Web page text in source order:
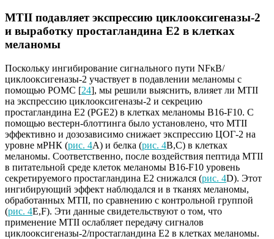
MTII подавляет экспрессию циклооксигеназы-2
и выработку простагландина E2 в клетках
меланомы
Поскольку ингибирование сигнального пути NFκB/
циклооксигеназы-2 участвует в подавлении меланомы с
помощью POMC [24], мы решили выяснить, влияет ли MTII
на экспрессию циклооксигеназы-2 и секрецию
простагландина E2 (PGE2) в клетках меланомы B16-F10. С
помощью вестерн-блоттинга было установлено, что MTII
эффективно и дозозависимо снижает экспрессию ЦОГ-2 на
уровне мРНК (рис. 4A) и белка (рис. 4B,C) в клетках
меланомы. Соответственно, после воздействия пептида MTII
в питательной среде клеток меланомы B16-F10 уровень
секретируемого простагландина Е2 снижался (рис. 4D). Этот
ингибирующий эффект наблюдался и в тканях меланомы,
обработанных MTII, по сравнению с контрольной группой
(рис. 4E,F). Эти данные свидетельствуют о том, что
применение MTII ослабляет передачу сигналов
циклооксигеназы-2/простагландина E2 в клетках меланомы.